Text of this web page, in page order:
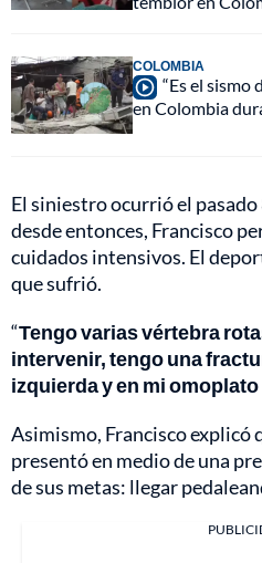
COLOMBIA
“Es el
en Colombia
El siniestro ocurrió el pasado
desde entonces, Francisco
cuidados intensivos. El
que sufrió.
“Tengo varias vértebra
intervenir, tengo una
izquierda y en mi
Asimismo, Francisco explicó
presentó en medio de una
de sus metas: llegar